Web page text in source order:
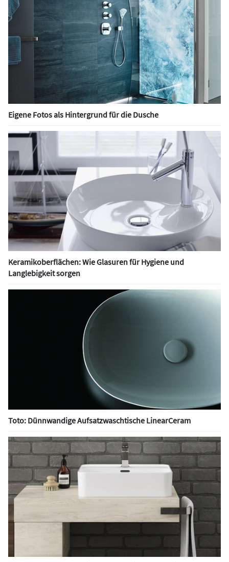
Eigene Fotos als Hintergrund für die Dusche
Keramikoberflächen: Wie Glasuren für Hygiene und
Langlebigkeit sorgen
Toto: Dünnwandige Aufsatzwaschtische LinearCeram